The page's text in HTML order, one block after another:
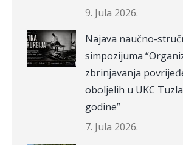
9. Jula 2026.
Najava naučno-
simpozijuma
zbrinjavanja
oboljelih u UKC
godine”
7. Jula 2026.